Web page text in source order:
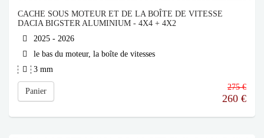
CACHE SOUS MOTEUR ET DE LA BOÎTE DE VITESSE
DACIA BIGSTER ALUMINIUM - 4X4 + 4X2
2025 - 2026
le bas du moteur, la boîte de vitesses
3 mm
Panier 275 €
260 €